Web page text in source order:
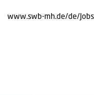
www.swb-mh.de/de/